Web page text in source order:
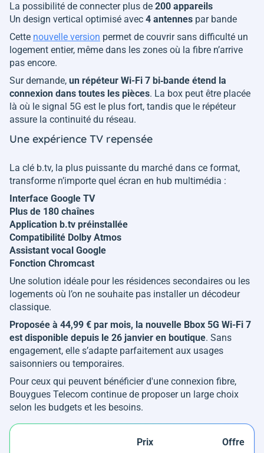
La possibilité de connecter plus de 200 appareils
Un design vertical optimisé avec 4 antennes par bande
Cette nouvelle version permet de couvrir sans difficulté un
logement entier, même dans les zones où la fibre n’arrive
pas encore.
Sur demande, un répéteur Wi-Fi 7 bi‑bande étend la
connexion dans toutes les pièces. La box peut être placée
là où le signal 5G est le plus fort, tandis que le répéteur
assure la continuité du réseau.
Une expérience TV repensée
La clé b.tv, la plus puissante du marché dans ce format,
transforme n’importe quel écran en hub multimédia :
Interface Google TV
Plus de 180 chaînes
Application b.tv préinstallée
Compatibilité Dolby Atmos
Assistant vocal Google
Fonction Chromcast
Une solution idéale pour les résidences secondaires ou les
logements où l’on ne souhaite pas installer un décodeur
classique.
Proposée à 44,99 € par mois, la nouvelle Bbox 5G Wi-Fi 7
est disponible depuis le 26 janvier en boutique. Sans
engagement, elle s’adapte parfaitement aux usages
saisonniers ou temporaires.
Pour ceux qui peuvent bénéficier d'une connexion fibre,
Bouygues Telecom continue de proposer un large choix
selon les budgets et les besoins.
Prix Offre